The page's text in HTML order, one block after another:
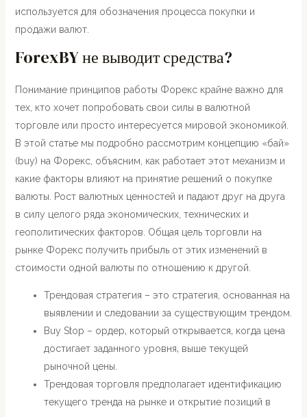
используется для обозначения процесса покупки и
продажи валют.
ForexBY не выводит средства?
Понимание принципов работы Форекс крайне важно для
тех, кто хочет попробовать свои силы в валютной
торговле или просто интересуется мировой экономикой.
В этой статье мы подробно рассмотрим концепцию «бай»
(buy) на Форекс, объясним, как работает этот механизм и
какие факторы влияют на принятие решений о покупке
валюты. Рост валютных ценностей и падают друг на друга
в силу целого ряда экономических, технических и
геополитических факторов. Общая цель торговли на
рынке Форекс получить прибыль от этих изменений в
стоимости одной валюты по отношению к другой.
Трендовая стратегия – это стратегия, основанная на
выявлении и следовании за существующим трендом.
Buy Stop – ордер‚ который открывается‚ когда цена
достигает заданного уровня‚ выше текущей
рыночной цены.
Трендовая торговля предполагает идентификацию
текущего тренда на рынке и открытие позиций в